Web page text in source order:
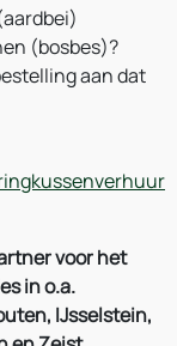
(bosbes)?
aan dat
voor het
in o.a.
IJsselstein,